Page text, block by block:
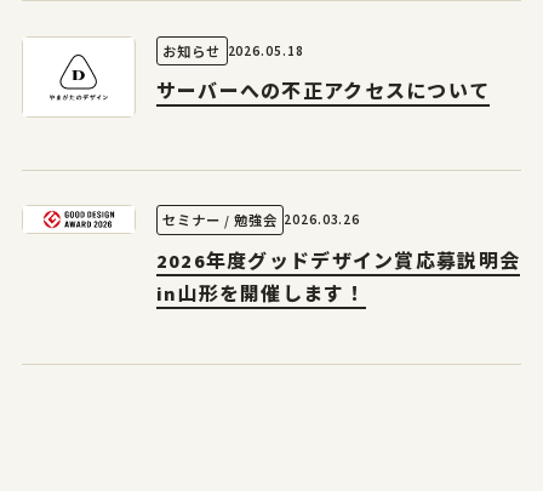
お知らせ 2026.05.18
サーバーへの不正アクセスについて
セミナー / 勉強会 2026.03.26
2026年度グッドデザイン賞応募説明会
in山形を開催します！